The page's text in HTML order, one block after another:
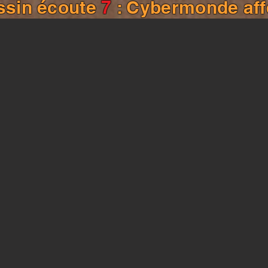
écoute7 : Cybermonde